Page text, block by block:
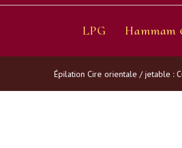
LPG Hammam
Épilation Cire orientale / jetable :